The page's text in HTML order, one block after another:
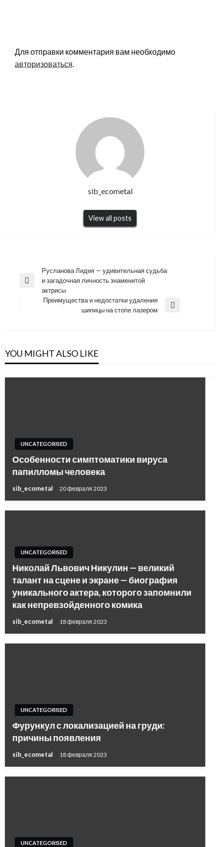
Для отправки комментария вам необходимо
авторизоваться.
sib_ecometal
View all posts
Навигация
по
записям
Previous
Русланова Лидия — удивительная судьба
и загадочная личность знаменитой
актрисы
Преимущества и недостатки удаления
шипицы на стопе лазером
YOU MIGHT ALSO LIKE
UNCATEGORISED
Особенности симптоматики вируса
папилломы человека
sib_ecometal 20 февраля 2023
UNCATEGORISED
Николай Львович Никулин — великий
талант на сцене и экране — биография
уникального актера, которого запомнили
как непревзойденного комика
sib_ecometal 18 февраля 2023
UNCATEGORISED
Фурункул с локализацией на груди:
причины появления
sib_ecometal 18 февраля 2023
UNCATEGORISED